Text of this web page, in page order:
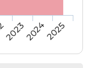
202320242025